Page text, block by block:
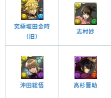
究極坂田金時
（旧）
志村妙
沖田総悟 高杉晋助